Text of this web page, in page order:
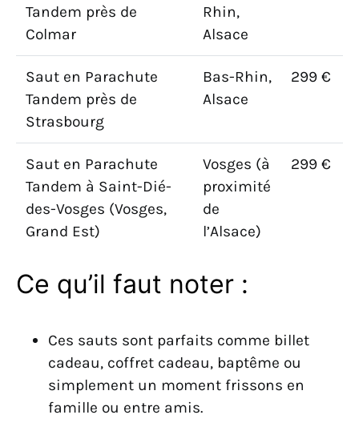
Tandem près de
Colmar
Rhin,
Alsace
Saut en Parachute
Tandem près de
Strasbourg
Bas-Rhin,
Alsace
299 €
Saut en Parachute
Tandem à Saint-Dié-
des-Vosges (Vosges,
Grand Est)
Vosges (à
proximité
de
l’Alsace)
299 €
Ce qu’il faut noter :
Ces sauts sont parfaits comme billet
cadeau, coffret cadeau, baptême ou
simplement un moment frissons en
famille ou entre amis.